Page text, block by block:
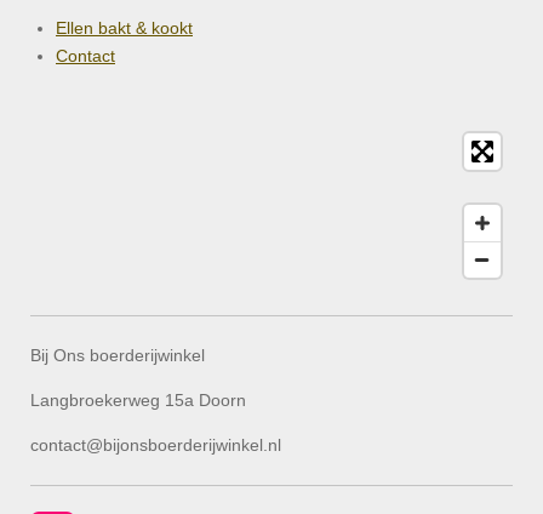
Ellen bakt & kookt
Contact
Bij Ons boerderijwinkel
Langbroekerweg 15a Doorn
contact@bijonsboerderijwinkel.nl